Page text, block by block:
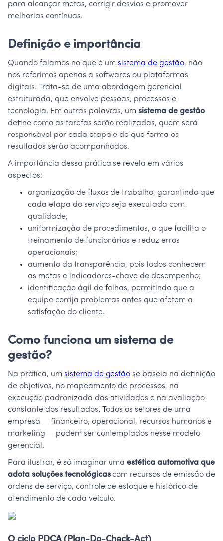
para alcançar metas, corrigir desvios e promover
melhorias contínuas.
Definição e importância
Quando falamos no que é um sistema de gestão, não
nos referimos apenas a softwares ou plataformas
digitais. Trata-se de uma abordagem gerencial
estruturada, que envolve pessoas, processos e
tecnologia. Em outras palavras, um sistema de gestão
define como as tarefas serão realizadas, quem será
responsável por cada etapa e de que forma os
resultados serão acompanhados.
A importância dessa prática se revela em vários
aspectos:
organização de fluxos de trabalho, garantindo que
cada etapa do serviço seja executada com
qualidade;
uniformização de procedimentos, o que facilita o
treinamento de funcionários e reduz erros
operacionais;
aumento da transparência, pois todos conhecem
as metas e indicadores-chave de desempenho;
identificação ágil de falhas, permitindo que a
equipe corrija problemas antes que afetem a
satisfação do cliente.
Como funciona um sistema de
gestão?
Na prática, um sistema de gestão se baseia na definição
de objetivos, no mapeamento de processos, na
execução padronizada das atividades e na avaliação
constante dos resultados. Todos os setores de uma
empresa — financeiro, operacional, recursos humanos e
marketing — podem ser contemplados nesse modelo
gerencial.
Para ilustrar, é só imaginar uma estética automotiva que
adota soluções tecnológicas com recursos de emissão de
ordens de serviço, controle de estoque e histórico de
atendimento de cada veículo.